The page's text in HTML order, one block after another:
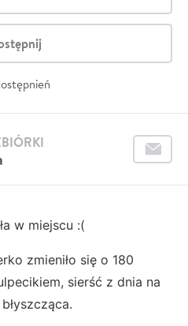
w miejscu :(
zmieniło się o 180
sierść z dnia na